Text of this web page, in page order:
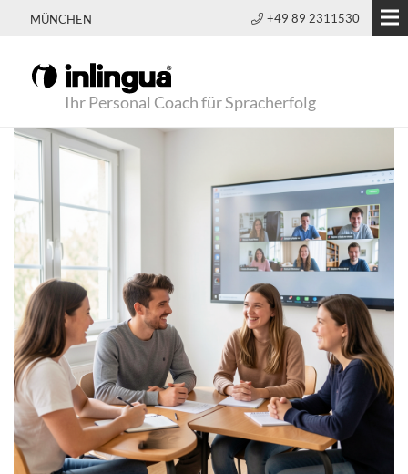
MÜNCHEN +49 89 2311530
Ihr Personal Coach für Spracherfolg